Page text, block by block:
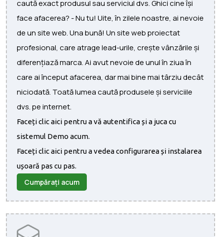
caută exact produsul sau serviciul dvs. Ghici cine își
face afacerea? - Nu tu! Uite, în zilele noastre, ai nevoie
de un site web. Una bună! Un site web proiectat
profesional, care atrage lead-urile, crește vânzările și
diferențiază marca. Ai avut nevoie de unul în ziua în
care ai început afacerea, dar mai bine mai târziu decât
niciodată. Toată lumea caută produsele și serviciile
dvs. pe internet.
Faceți clic aici pentru a vă autentifica și a juca cu
sistemul Demo acum.
Faceți clic aici pentru a vedea configurarea și instalarea
ușoară pas cu pas.
Cumpărați acum